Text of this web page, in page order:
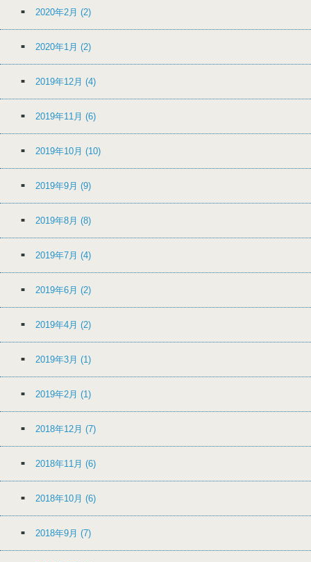
2020年2月 (2)
2020年1月 (2)
2019年12月 (4)
2019年11月 (6)
2019年10月 (10)
2019年9月 (9)
2019年8月 (8)
2019年7月 (4)
2019年6月 (2)
2019年4月 (2)
2019年3月 (1)
2019年2月 (1)
2018年12月 (7)
2018年11月 (6)
2018年10月 (6)
2018年9月 (7)